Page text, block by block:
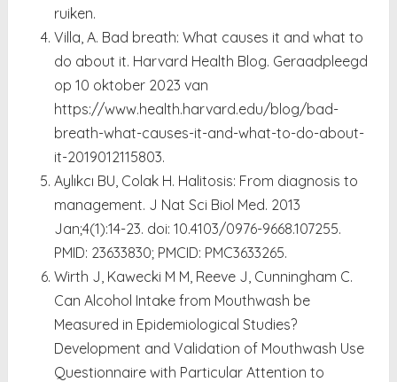
ruiken.
Villa, A. Bad breath: What causes it and what to
do about it. Harvard Health Blog. Geraadpleegd
op 10 oktober 2023 van
https://www.health.harvard.edu/blog/bad-
breath-what-causes-it-and-what-to-do-about-
it-2019012115803.
Aylıkcı BU, Colak H. Halitosis: From diagnosis to
management. J Nat Sci Biol Med. 2013
Jan;4(1):14-23. doi: 10.4103/0976-9668.107255.
PMID: 23633830; PMCID: PMC3633265.
Wirth J, Kawecki M M, Reeve J, Cunningham C.
Can Alcohol Intake from Mouthwash be
Measured in Epidemiological Studies?
Development and Validation of Mouthwash Use
Questionnaire with Particular Attention to